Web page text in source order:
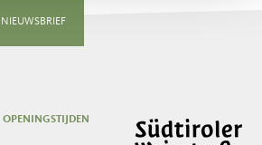
OPENINGSTIJDEN